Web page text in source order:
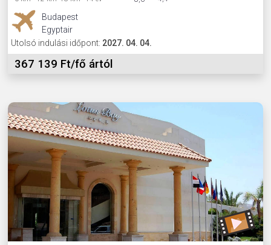
Budapest
Egyptair
Utolsó indulási időpont: 2027. 04. 04.
367 139 Ft/fő ártól